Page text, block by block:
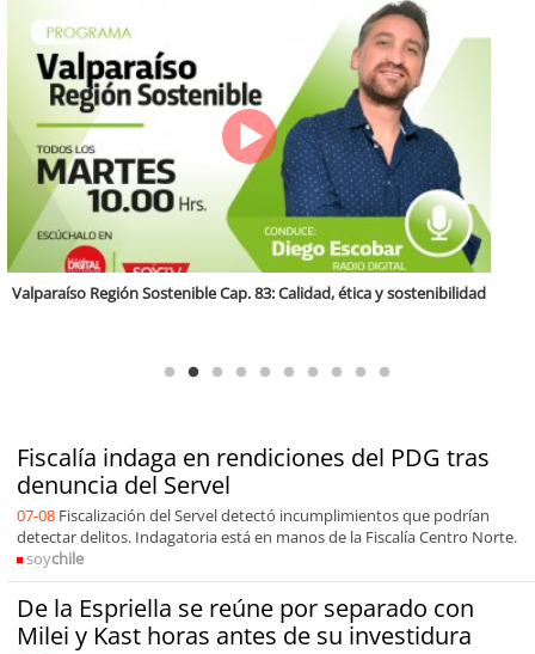
Fiscalía indaga en rendiciones del PDG tras
denuncia del Servel
07-08 Fiscalización del Servel detectó incumplimientos que podrían
detectar delitos. Indagatoria está en manos de la Fiscalía Centro Norte.
soychile
De la Espriella se reúne por separado con
Milei y Kast horas antes de su investidura